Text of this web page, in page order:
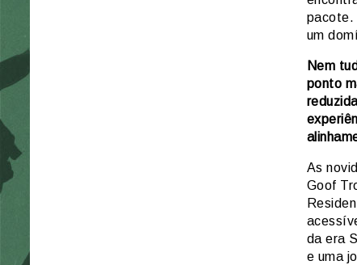
pacote.
um
Nem
ponto
As
Goof
da era
e uma